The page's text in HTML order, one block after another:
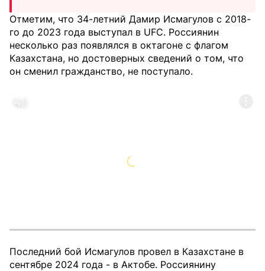
Отметим, что 34-летний Дамир Исмагулов с 2018-
го до 2023 года выступал в UFC. Россиянин
несколько раз появлялся в октагоне с флагом
Казахстана, но достоверных сведений о том, что
он сменил гражданство, не поступало.
Последний бой Исмагулов провел в Казахстане в
сентябре 2024 года - в Актобе. Россиянину